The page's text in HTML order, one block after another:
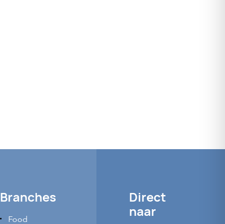
Branches
Food
Direct
naar